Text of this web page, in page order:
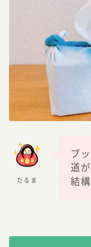
だるま
ブ
道
結